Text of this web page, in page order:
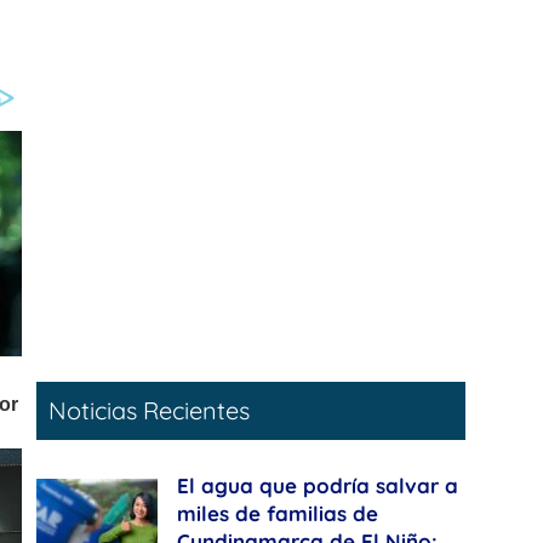
Noticias Recientes
El agua que podría salvar a
miles de familias de